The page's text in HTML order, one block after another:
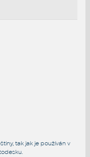
tak jak je používán v